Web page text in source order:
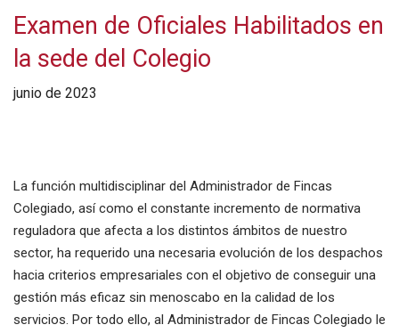
Examen de Oficiales Habilitados en
la sede del Colegio
junio de 2023
La función multidisciplinar del Administrador de Fincas
Colegiado, así como el constante incremento de normativa
reguladora que afecta a los distintos ámbitos de nuestro
sector, ha requerido una necesaria evolución de los despachos
hacia criterios empresariales con el objetivo de conseguir una
gestión más eficaz sin menoscabo en la calidad de los
servicios. Por todo ello, al Administrador de Fincas Colegiado le